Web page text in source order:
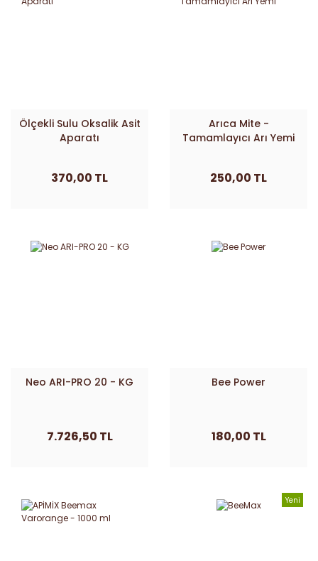
Ölçekli Sulu Oksalik Asit
Aparatı
370,00 TL
Arıca Mite -
Tamamlayıcı Arı Yemi
250,00 TL
Neo ARI-PRO 20 - KG
7.726,50 TL
Bee Power
180,00 TL
Yeni